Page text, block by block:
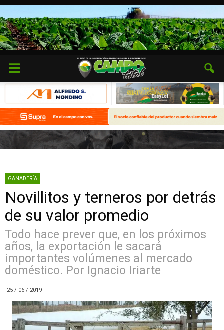
GANADERÍA
Novillitos y terneros por detrás
de su valor promedio
Todo hace prever que, en los próximos
años, la exportación le sacará
importantes volúmenes al mercado
doméstico. Por Ignacio Iriarte
25 / 06 / 2019